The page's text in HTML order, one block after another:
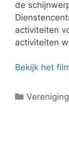
ë
n
de
activiteiten
activiteiten
Bekijk het
C